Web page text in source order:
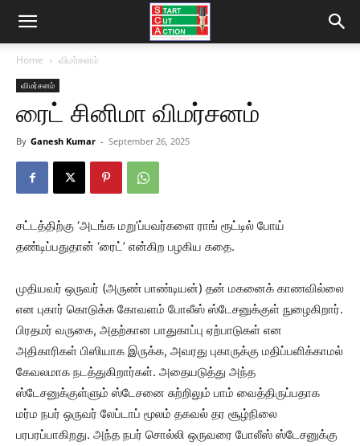
Home விமர்சனம்
விமர்சனம்
ரைட் சினிமா விமர்சனம்
By Ganesh Kumar - September 26, 2025
சட்டத்திற்கு ‘அடங்க மறு’ப்பவர்களை ராங் ரூட்டில் போய்
தண்டிப்பதுதான் ‘ரைட்’ என்கிற பழகிய கதை.
முதியவர் ஒருவர் (அருண் பாண்டியன்) தன் மகனைக் காணவில்லை
என புகார் கொடுக்க கோவளம் போலீஸ் ஸ்டேசனுக்குள் நுழைகிறார்.
பிரதமர் வருகை, அதற்கான பாதுகாப்பு ஏற்பாடுகள் என
அதிகாரிகள் பிஸியாக இருக்க, அவரது புகாருக்கு மதிப்பளிக்காமல்
கேவலமாக நடத்துகிறார்கள். அதையடுத்து அந்த
ஸ்டேசனுக்குள்ளும் ஸ்டேசனை சுற்றிலும் பாம் வைத்திருப்பதாக
மர்ம நபர் ஒருவர் லேப்டாப் மூலம் தகவல் தர சூழ்நிலை
பரபரப்பாகிறது. அந்த நபர் சொல்லி ஒருவரை போலீஸ் ஸ்டேசனுக்கு